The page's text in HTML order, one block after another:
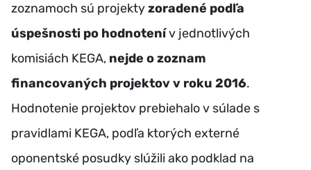
zoznamoch sú projektyzoradené podľa
úspešnosti po hodnotenív jednotlivých
komisiách KEGA, nejde o zoznam
financovaných projektov v roku 2016.
Hodnotenie projektov prebiehalo v súlade s
pravidlami KEGA, podľa ktorých externé
oponentské posudky slúžili ako podklad na